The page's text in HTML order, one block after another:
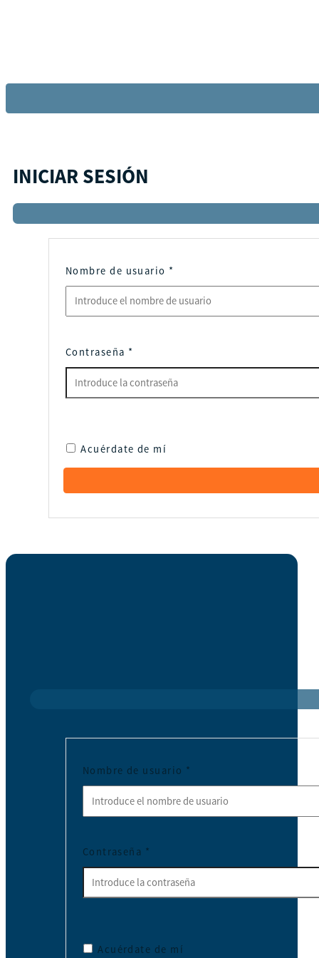
INICIAR SESIÓN
Nombre de usuario *
Contraseña *
Acuérdate de mí
Nombre de usuario *
Contraseña *
Acuérdate de mí